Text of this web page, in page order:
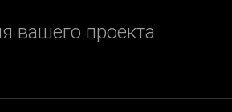
вашего проекта